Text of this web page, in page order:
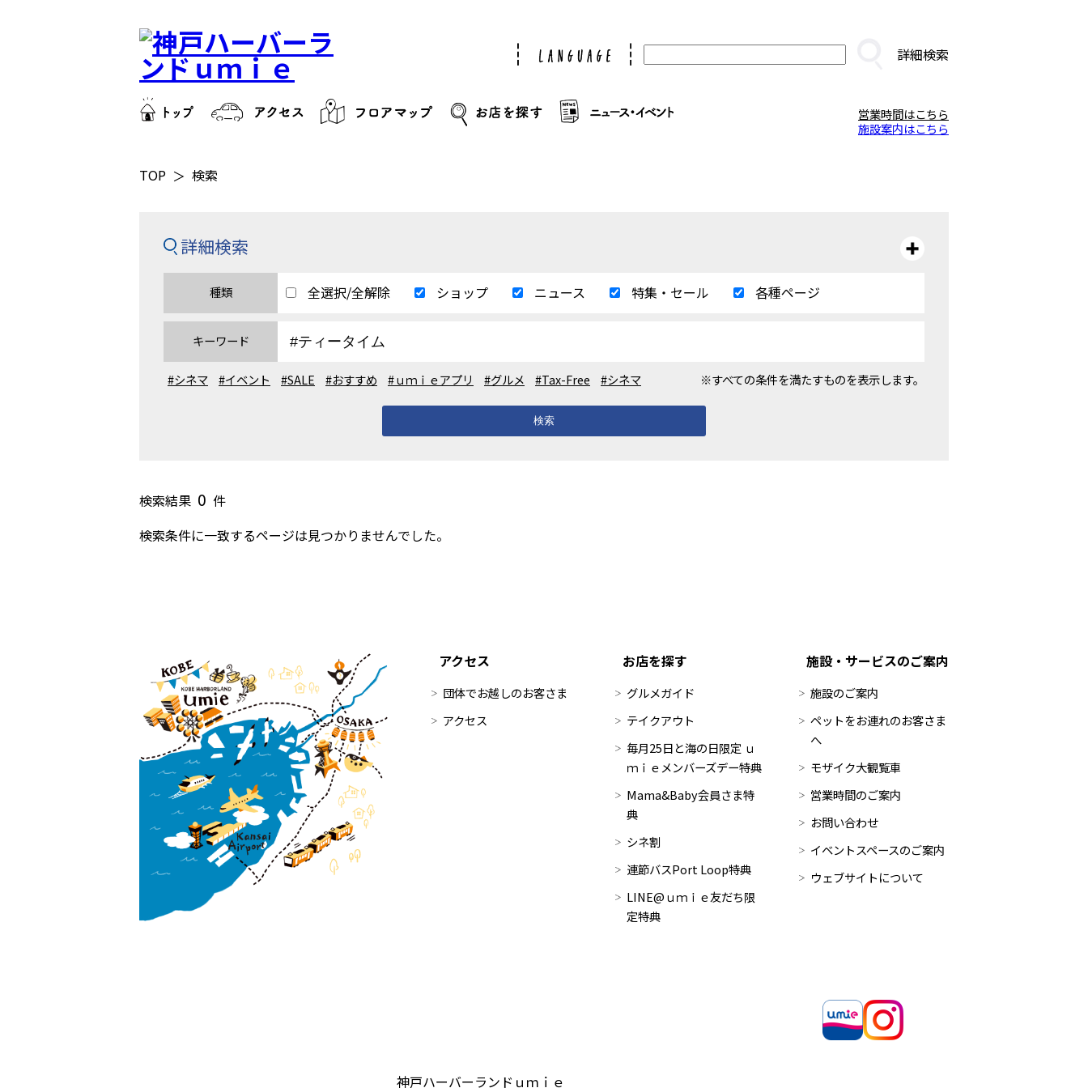
詳細検索
営業時間はこちら
施設案内はこちら
TOP 検索
詳細検索
種類 全選択/全解除 ショップ ニュース 特集・セール 各種ページ
キーワード
#シネマ #イベント #SALE #おすすめ #ｕｍｉｅアプリ #グルメ #Tax-Free #シネマ ※すべての条件を満たすものを表示します。
検索
検索結果 0 件
検索条件に一致するページは見つかりませんでした。
アクセス
団体でお越しのお客さま
アクセス
お店を探す
グルメガイド
テイクアウト
毎月25日と海の日限定 ｕ
ｍｉｅメンバーズデー特典
Mama&Baby会員さま特
典
シネ割
連節バスPort Loop特典
LINE@ｕｍｉｅ友だち限
定特典
施設・サービスのご案内
施設のご案内
ペットをお連れのお客さま
へ
モザイク大観覧車
営業時間のご案内
お問い合わせ
イベントスペースのご案内
ウェブサイトについて
神戸ハーバーランドｕｍｉｅ